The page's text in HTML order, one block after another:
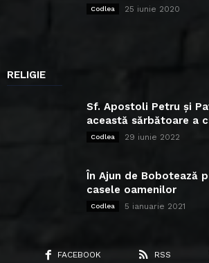
Codlea 25 iunie 2020
RELIGIE
Sf. Apostoli Petru și
această sărbătoare a
Codlea 29 iunie 2022
În Ajun de Bobotează
casele oamenilor
Codlea 5 ianuarie 2021
FACEBOOK RSS